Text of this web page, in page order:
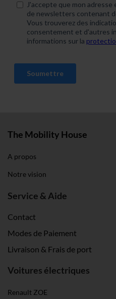
The Mobility House
A propos
Notre vision
Service & Aide
Contact
Modes de Paiement
Livraison & Frais de port
Voitures électriques
Renault ZOE